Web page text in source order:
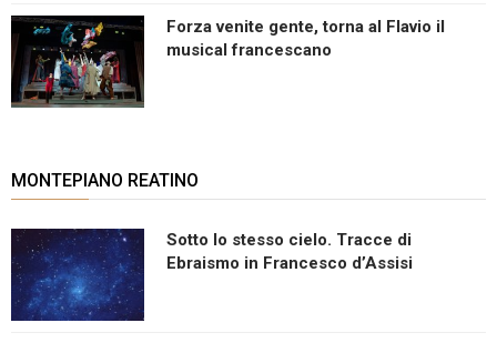
Forza venite gente, torna al Flavio il
musical francescano
MONTEPIANO REATINO
Sotto lo stesso cielo. Tracce di
Ebraismo in Francesco d’Assisi